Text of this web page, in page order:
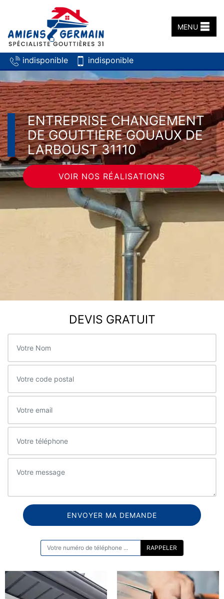
indisponible indisponible
MENU
ENTREPRISE CHANGEMENT
DE GOUTTIÈRE GOUAUX DE
LARBOUST 31110
VOIR NOS RÉALISATIONS
DEVIS GRATUIT